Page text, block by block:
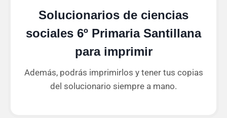
Solucionarios de ciencias
sociales 6º Primaria Santillana
para imprimir
Además, podrás imprimirlos y tener tus copias
del solucionario siempre a mano.